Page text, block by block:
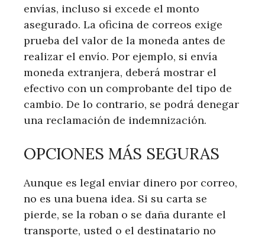
envías, incluso si excede el monto
asegurado. La oficina de correos exige
prueba del valor de la moneda antes de
realizar el envío. Por ejemplo, si envía
moneda extranjera, deberá mostrar el
efectivo con un comprobante del tipo de
cambio. De lo contrario, se podrá denegar
una reclamación de indemnización.
OPCIONES MÁS SEGURAS
Aunque es legal enviar dinero por correo,
no es una buena idea. Si su carta se
pierde, se la roban o se daña durante el
transporte, usted o el destinatario no